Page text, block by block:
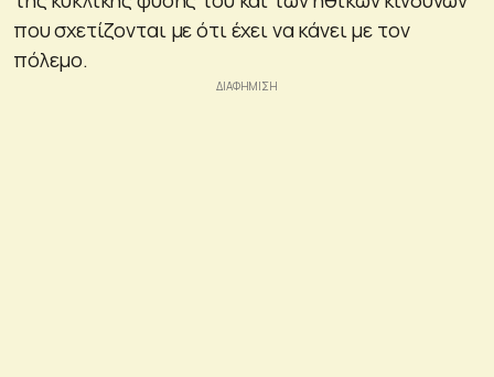
που σχετίζονται με ότι έχει να κάνει με τον
πόλεμο.